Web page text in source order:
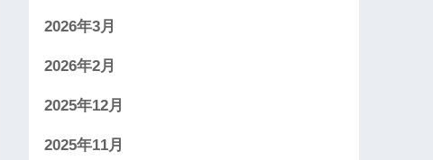
2026年3月
2026年2月
2025年12月
2025年11月